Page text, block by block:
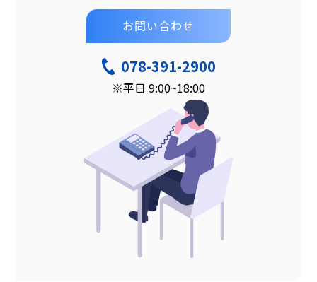
お問い合わせ
078-391-2900
※平日 9:00~18:00